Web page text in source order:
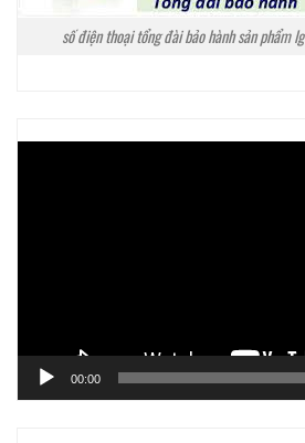
số điện thoại tổng đài bảo hành sản phẩm lg
00:00